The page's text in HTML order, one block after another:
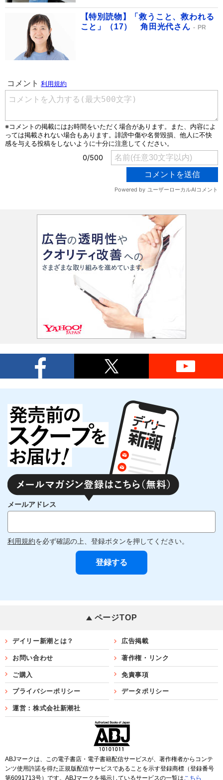
【特別読物】「救うこと、救われる
こと」（17） 角田光代さん
PR
メールアドレス
利用規約を必ず確認の上、登録ボタンを押してください。
ページTOP
デイリー新潮とは？ 広告掲載
お問い合わせ 著作権・リンク
ご購入 免責事項
プライバシーポリシー データポリシー
運営：株式会社新潮社
ABJマークは、この電子書店・電子書籍配信サービスが、著作権者からコンテ
ンツ使用許諾を得た正規版配信サービスであることを示す登録商標（登録番号
第6091713号）です。ABJマークを掲示しているサービスの一覧はこちら